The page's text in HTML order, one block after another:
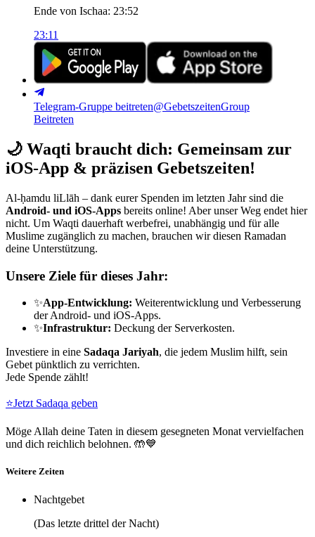
Ende von Ischaa: 23:52
23:11
Telegram-Gruppe beitreten@GebetszeitenGroup
Beitreten
🌙 Waqti braucht dich: Gemeinsam zur
iOS-App & präzisen Gebetszeiten!
Al-ḥamdu liLlāh – dank eurer Spenden im letzten Jahr sind die
Android- und iOS-Apps bereits online! Aber unser Weg endet hier
nicht. Um Waqti dauerhaft werbefrei, unabhängig und für alle
Muslime zugänglich zu machen, brauchen wir diesen Ramadan
deine Unterstützung.
Unsere Ziele für dieses Jahr:
✨App-Entwicklung: Weiterentwicklung und Verbesserung
der Android- und iOS-Apps.
✨Infrastruktur: Deckung der Serverkosten.
Investiere in eine Sadaqa Jariyah, die jedem Muslim hilft, sein
Gebet pünktlich zu verrichten.
Jede Spende zählt!
⭐Jetzt Sadaqa geben
Möge Allah deine Taten in diesem gesegneten Monat vervielfachen
und dich reichlich belohnen. 🤲💙
Weitere Zeiten
Nachtgebet
(Das letzte drittel der Nacht)